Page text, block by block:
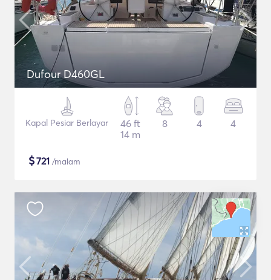
Dufour D460GL
Kapal Pesiar Berlayar
46 ft
14 m
8 4 4
$721 /malam